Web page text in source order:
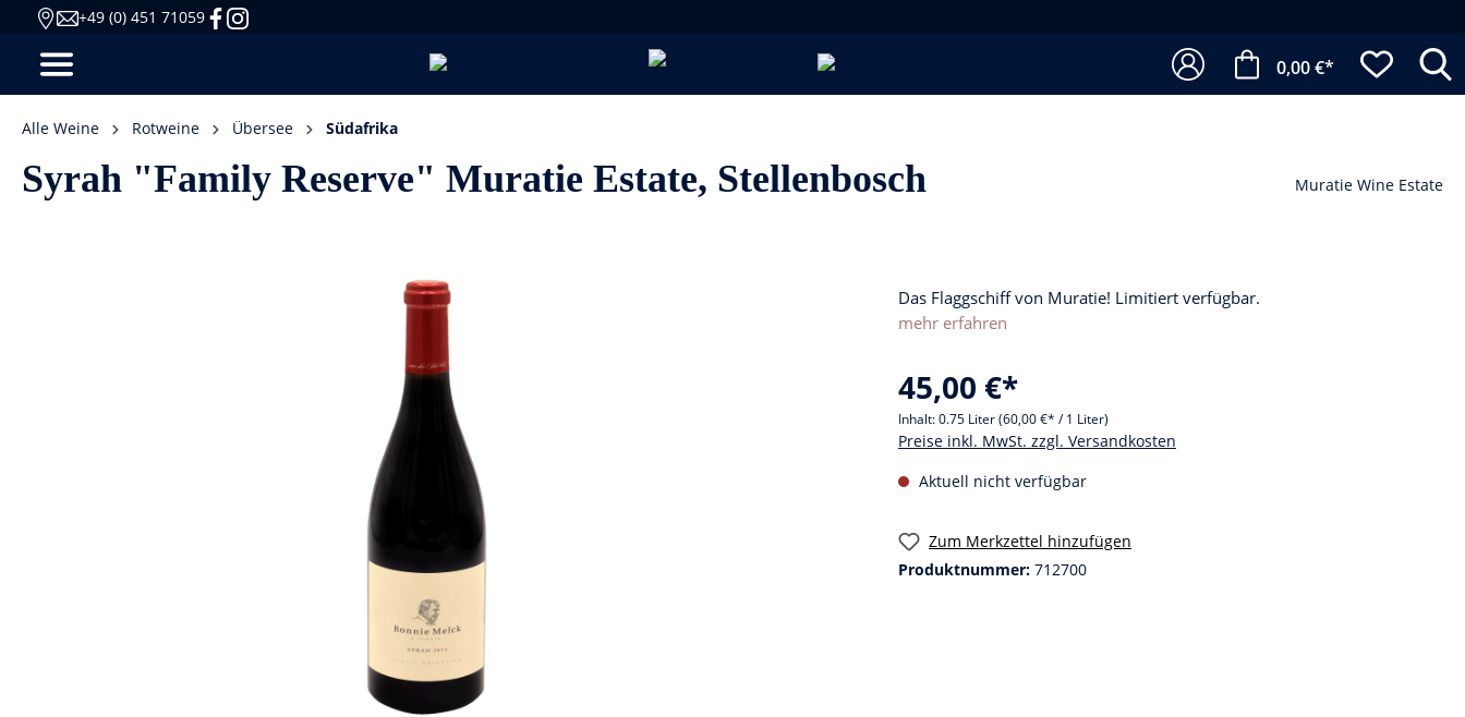
+49 (0) 451 71059
0,00 €*
Alle Weine Rotweine Übersee Südafrika
Syrah "Family Reserve" Muratie Estate, Stellenbosch Muratie Wine Estate
Das Flaggschiff von Muratie! Limitiert verfügbar.
mehr erfahren
45,00 €*
Inhalt:0.75 Liter(60,00 €* / 1 Liter)
Preise inkl. MwSt. zzgl. Versandkosten
Aktuell nicht verfügbar
Zum Merkzettel hinzufügen
Produktnummer: 712700